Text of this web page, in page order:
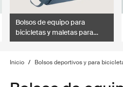
Bolsos de equipo para
bicicletas y maletas para
transportar bicicletas
Inicio / Bolsos deportivos y para